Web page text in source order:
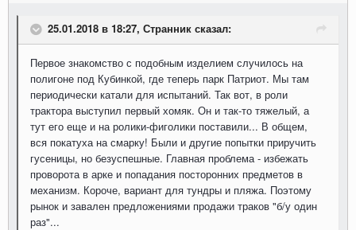
25.01.2018 в 18:27, Странник сказал:
Первое знакомство с подобным изделием случилось на
полигоне под Кубинкой, где теперь парк Патриот. Мы там
периодически катали для испытаний. Так вот, в роли
трактора выступил первый хомяк. Он и так-то тяжелый, а
тут его еще и на ролики-фиголики поставили... В общем,
вся покатуха на смарку! Были и другие попытки приручить
гусеницы, но безуспешные. Главная проблема - избежать
проворота в арке и попадания посторонних предметов в
механизм. Короче, вариант для тундры и пляжа. Поэтому
рынок и завален предложениями продажи траков "б/у один
раз"...